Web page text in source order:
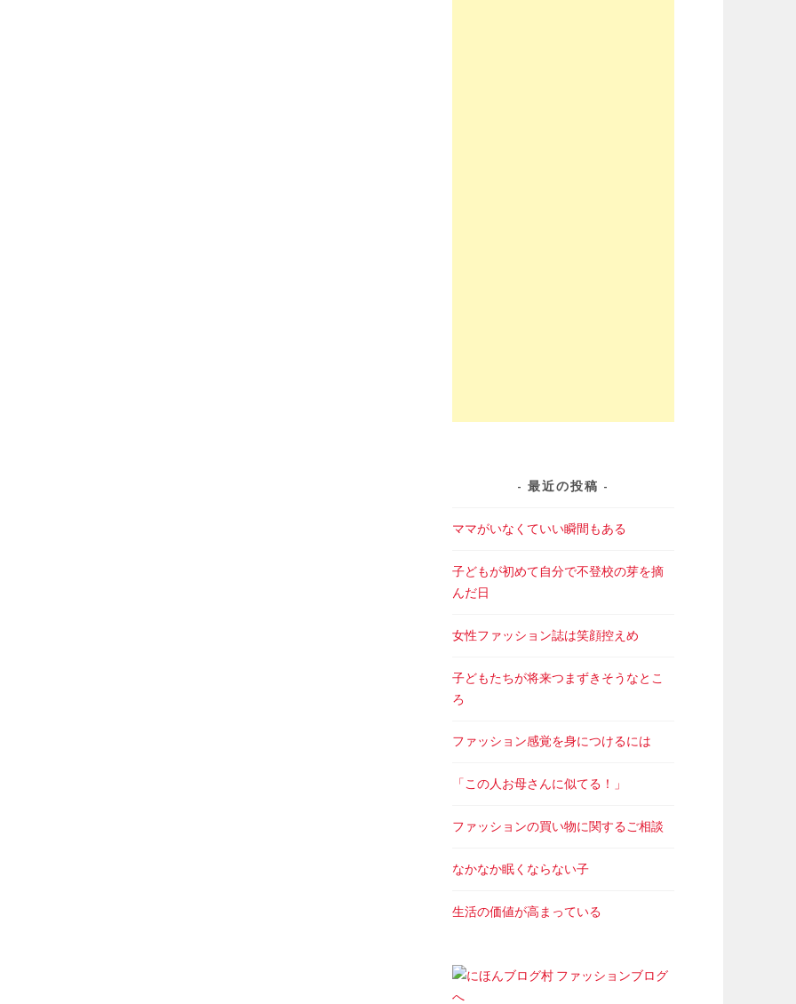
最近の投稿
ママがいなくていい瞬間もある
子どもが初めて自分で不登校の芽を摘
んだ日
女性ファッション誌は笑顔控えめ
子どもたちが将来つまずきそうなとこ
ろ
ファッション感覚を身につけるには
「この人お母さんに似てる！」
ファッションの買い物に関するご相談
なかなか眠くならない子
生活の価値が高まっている